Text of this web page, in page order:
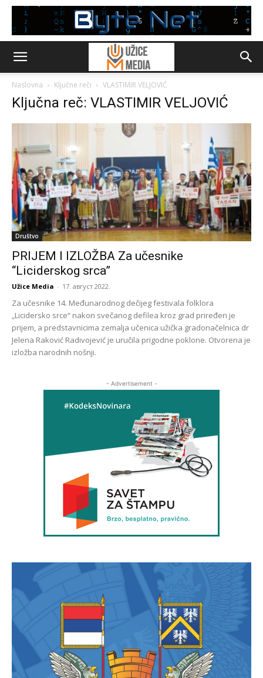
Naslovna Ključne reči VLASTIMIR VELJOVIĆ
Ključna reč: VLASTIMIR VELJOVIĆ
Društvo
PRIJEM I IZLOŽBA Za učesnike
“Liciderskog srca”
Užice Media - 17. август 2022.
Za učesnike 14. Međunarodnog dečijeg festivala folklora
„Licidersko srce“ nakon svečanog defilea kroz grad priređen je
prijem, a predstavnicima zemalja učenica užička gradonačelnica dr
Jelena Raković Radivojević je uručila prigodne poklone. Otvorena je
izložba narodnih nošnji.
- Advertisement -